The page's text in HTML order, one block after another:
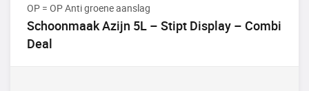
OP = OP Anti groene aanslag
Schoonmaak Azijn 5L – Stipt Display – Combi
Deal